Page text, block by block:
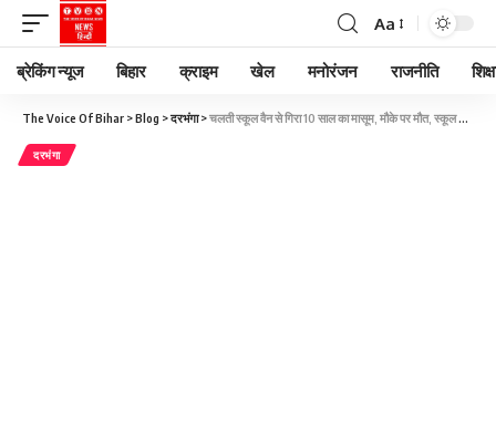
Aa
ब्रेकिंग न्यूज बिहार क्राइम खेल मनोरंजन राजनीति
The Voice Of Bihar >Blog >दरभंगा>चलती स्कूल वैन से गिरा 10 साल का मासूम, मौके पर मौत, स्कूल की चुप्पी पर फूटा लोगों का गुस्सा
दरभंगा